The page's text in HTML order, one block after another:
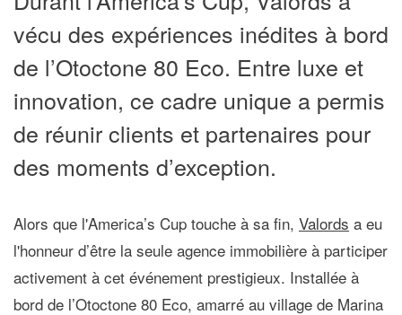
vécu des expériences inédites à bord
de l’Otoctone 80 Eco. Entre luxe et
innovation, ce cadre unique a permis
de réunir clients et partenaires pour
des moments d’exception.
Alors que l'America’s Cup touche à sa fin, Valords a eu
l'honneur d’être la seule agence immobilière à participer
activement à cet événement prestigieux. Installée à
bord de l’Otoctone 80 Eco, amarré au village de Marina